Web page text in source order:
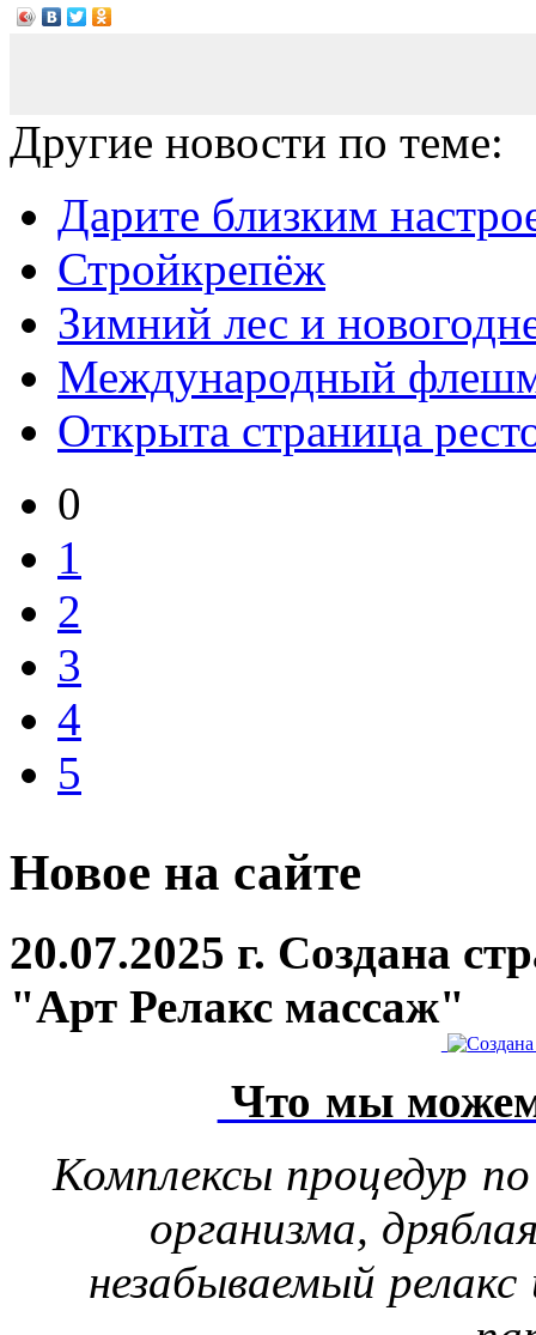
Другие новости по теме:
Дарите близким
Стройкрепёж
Зимний лес и
Международный
Открыта страница
0
1
2
3
4
5
Новое на сайте
20.07.2025 г. Создана
"Арт Релакс массаж"
Что мы
Комплексы процедур
организма,
незабываемый